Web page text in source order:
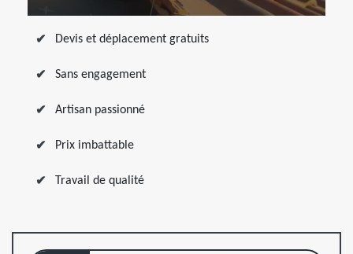
Devis et déplacement gratuits
Sans engagement
Artisan passionné
Prix imbattable
Travail de qualité